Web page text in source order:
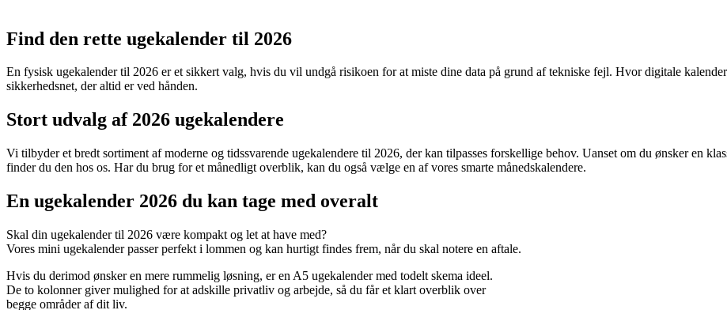
Find den rette ugekalender til 2026
En fysisk ugekalender til 2026 er et sikkert valg, hvis du vil undgå risikoen for at miste dine data på grund af tekniske fejl. Hvor digitale
sikkerhedsnet, der altid er ved hånden.
Stort udvalg af 2026 ugekalendere
Vi tilbyder et bredt sortiment af moderne og tidssvarende ugekalendere til 2026, der kan tilpasses forskellige behov. Uanset om du ønsker en
finder du den hos os. Har du brug for et månedligt overblik, kan du også vælge en af vores smarte månedskalendere.
En ugekalender 2026 du kan tage med overalt
Skal din ugekalender til 2026 være kompakt og let at have med?
Vores mini ugekalender passer perfekt i lommen og kan hurtigt findes frem, når du skal notere en aftale.
Hvis du derimod ønsker en mere rummelig løsning, er en A5 ugekalender med todelt skema ideel.
De to kolonner giver mulighed for at adskille privatliv og arbejde, så du får et klart overblik over
begge områder af dit liv.